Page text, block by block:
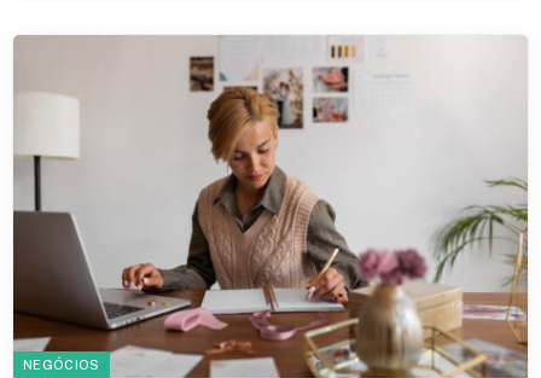
NEGÓCIOS